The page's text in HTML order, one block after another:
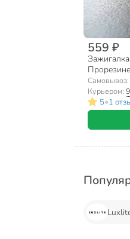
559 ₽
Самовывоз:
Курьером:
5•1